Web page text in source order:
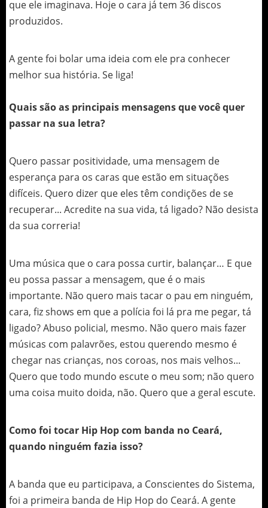
que ele imaginava. Hoje o cara já tem 36 discos
produzidos.
A gente foi bolar uma ideia com ele pra conhecer
melhor sua história. Se liga!
Quais são as principais mensagens que você quer
passar na sua letra?
Quero passar positividade, uma mensagem de
esperança para os caras que estão em situações
difíceis. Quero dizer que eles têm condições de se
recuperar... Acredite na sua vida, tá ligado? Não desista
da sua correria!
Uma música que o cara possa curtir, balançar… E que
eu possa passar a mensagem, que é o mais
importante. Não quero mais tacar o pau em ninguém,
cara, fiz shows em que a polícia foi lá pra me pegar, tá
ligado? Abuso policial, mesmo. Não quero mais fazer
músicas com palavrões, estou querendo mesmo é
chegar nas crianças, nos coroas, nos mais velhos...
Quero que todo mundo escute o meu som; não quero
uma coisa muito doida, não. Quero que a geral escute.
Como foi tocar Hip Hop com banda no Ceará,
quando ninguém fazia isso?
A banda que eu participava, a Conscientes do Sistema,
foi a primeira banda de Hip Hop do Ceará. A gente